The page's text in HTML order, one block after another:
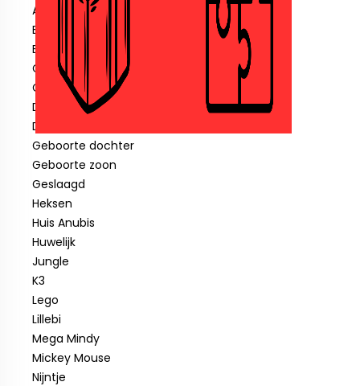
Amika
Ballonnen
Blauwe piraat
Cars
Clown
Diverse feestartikelen
Donald Duck
Geboorte dochter
Geboorte zoon
Geslaagd
Heksen
Huis Anubis
Huwelijk
Jungle
K3
Lego
Lillebi
Mega Mindy
Mickey Mouse
Nijntje